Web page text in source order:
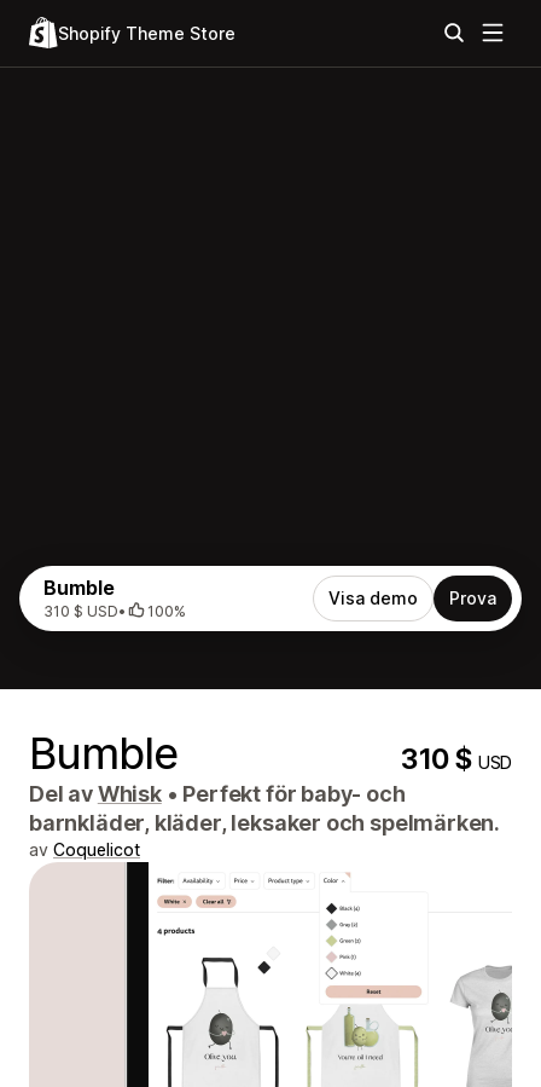
Shopify Theme Store
Bumble
310 $ USD• 100%
Visa demo Prova
Bumble 310 $USD
Del avWhisk • Perfekt för baby- och
barnkläder, kläder, leksaker och spelmärken.
av Coquelicot